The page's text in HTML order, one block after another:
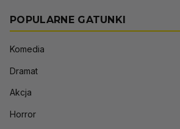
POPULARNE GATUNKI
Komedia
Dramat
Akcja
Horror